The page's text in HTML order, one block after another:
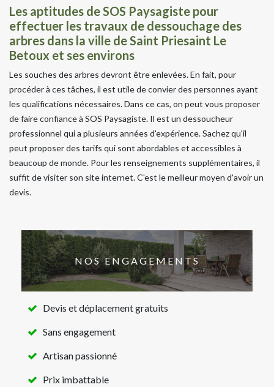
Les aptitudes de SOS Paysagiste pour
effectuer les travaux de dessouchage des
arbres dans la ville de Saint Priesaint Le
Betoux et ses environs
Les souches des arbres devront être enlevées. En fait, pour
procéder à ces tâches, il est utile de convier des personnes ayant
les qualifications nécessaires. Dans ce cas, on peut vous proposer
de faire confiance à SOS Paysagiste. Il est un dessoucheur
professionnel qui a plusieurs années d'expérience. Sachez qu'il
peut proposer des tarifs qui sont abordables et accessibles à
beaucoup de monde. Pour les renseignements supplémentaires, il
suffit de visiter son site internet. C'est le meilleur moyen d'avoir un
devis.
NOS ENGAGEMENTS
Devis et déplacement gratuits
Sans engagement
Artisan passionné
Prix imbattable